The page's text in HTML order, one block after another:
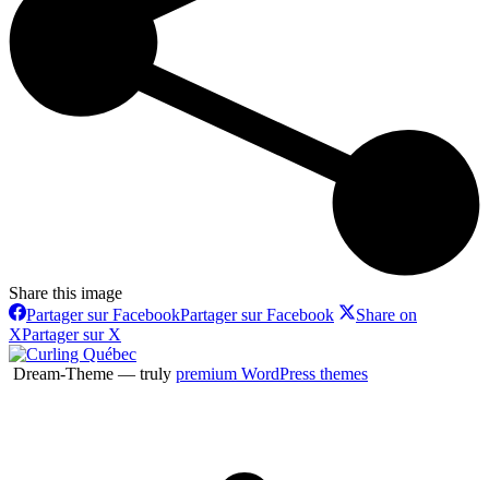
Share this image
Partager sur FacebookPartager sur Facebook
Share on
XPartager sur X
Dream-Theme — truly premium WordPress themes